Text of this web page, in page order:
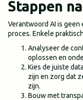
Stappen
Verantwoord AI is geen
proces. Enkele
Analyseer de
oplossen en
Kies de juiste
zijn en zorg dat
zijn.
Bouw met